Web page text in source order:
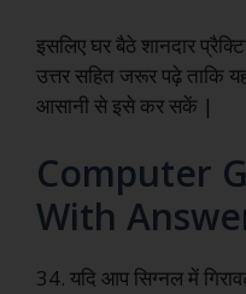
इसलिए घर बैठे शानदार
उत्तर सहित जरूर पढ़े ताकि
आसानी से इसे कर सकें |
Computer
With
34. यदि आप सिग्नल में